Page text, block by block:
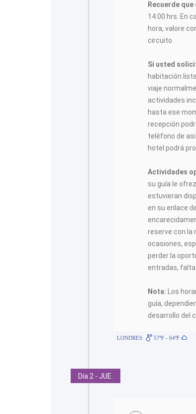
Recuerde
14.00 hrs. En
hora, valore
circuito.
Si usted
habitación
viaje
actividades
hasta ese
recepción
teléfono de
hotel podrá
Actividades
su guía le
estuvieran
en su enlace
reserve con la
ocasiones,
perder la
entradas, falta
Nota: Los
guía,
desarrollo del
LONDRES 57ºF - 64ºF
Día 2 - JUE.